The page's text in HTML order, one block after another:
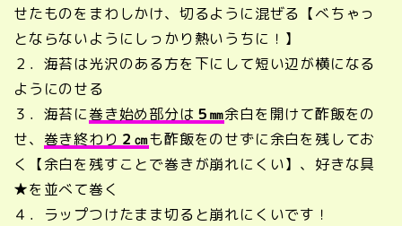
せたものをまわしかけ、切るように混ぜる【べちゃっ
とならないようにしっかり熱いうちに！】
２．海苔は光沢のある方を下にして短い辺が横になる
ようにのせる
３．海苔に巻き始め部分は ５㎜余白を開けて酢飯をの
せ、 巻き終わり ２㎝も酢飯をのせずに余白を残してお
く【余白を残すことで巻きが崩れにくい】、好きな具
★を並べて巻く
４．ラップつけたまま切ると崩れにくいです！